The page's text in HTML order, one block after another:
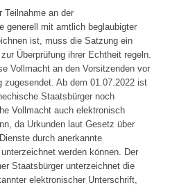
Teilnahme an der
generell mit amtlich beglaubigter
ist, muss die Satzung ein
Überprüfung ihrer Echtheit regeln.
Vollmacht an den Vorsitzenden vor
zugesendet. Ab dem 01.07.2022 ist
Staatsbürger noch
Vollmacht auch elektronisch
da Urkunden laut Gesetz über
durch anerkannte
werden können. Der
Staatsbürger unterzeichnet die
elektronischer Unterschrift,